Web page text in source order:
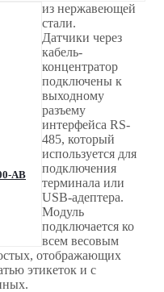
AB
из нержавеющей
стали.
Датчики через
кабель-
концентратор
подключены к
выходному
разъему
интерфейса RS-
485, который
используется для
подключения
терминала или
USB-адептера.
Модуль
подключается ко
всем весовым
отображающих
этикеток и с